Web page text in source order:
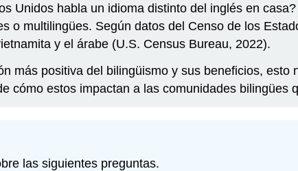
Unidos habla un idioma distinto del inglés en casa?
o multilingües. Según datos del Censo de los
y el árabe (U.S. Census Bureau, 2022).
más positiva del bilingüismo y sus beneficios, esto
cómo estos impactan a las comunidades bilingües
las siguientes preguntas.